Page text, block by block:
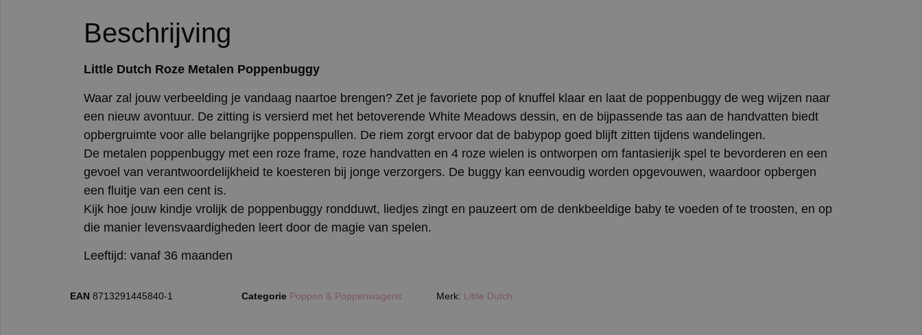
Beschrijving
Little Dutch Roze Metalen Poppenbuggy
Waar zal jouw verbeelding je vandaag naartoe brengen? Zet je favoriete pop of knuffel klaar en laat de poppenbuggy de weg wijzen naar
een nieuw avontuur. De zitting is versierd met het betoverende White Meadows dessin, en de bijpassende tas aan de handvatten biedt
opbergruimte voor alle belangrijke poppenspullen. De riem zorgt ervoor dat de babypop goed blijft zitten tijdens wandelingen.
De metalen poppenbuggy met een roze frame, roze handvatten en 4 roze wielen is ontworpen om fantasierijk spel te bevorderen en een
gevoel van verantwoordelijkheid te koesteren bij jonge verzorgers. De buggy kan eenvoudig worden opgevouwen, waardoor opbergen
een fluitje van een cent is.
Kijk hoe jouw kindje vrolijk de poppenbuggy rondduwt, liedjes zingt en pauzeert om de denkbeeldige baby te voeden of te troosten, en op
die manier levensvaardigheden leert door de magie van spelen.
Leeftijd: vanaf 36 maanden
EAN 8713291445840-1 Categorie Poppen & Poppenwagens Merk: Little Dutch